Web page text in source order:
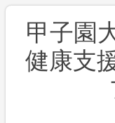
甲子園
健康支